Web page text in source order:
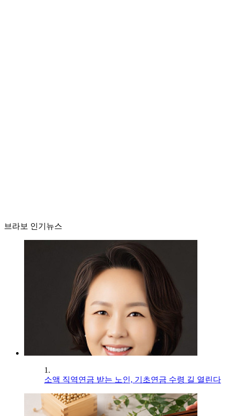
브라보 인기뉴스
1.
소액 직역연금 받는 노인, 기초연금 수령 길 열린다